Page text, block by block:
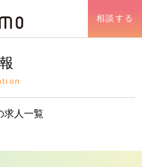
相談する
求人一覧